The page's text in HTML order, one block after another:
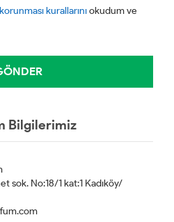
kurallarınıokudum ve
Bilgilerimiz
sok. No:18/1 kat:1 Kadıköy/